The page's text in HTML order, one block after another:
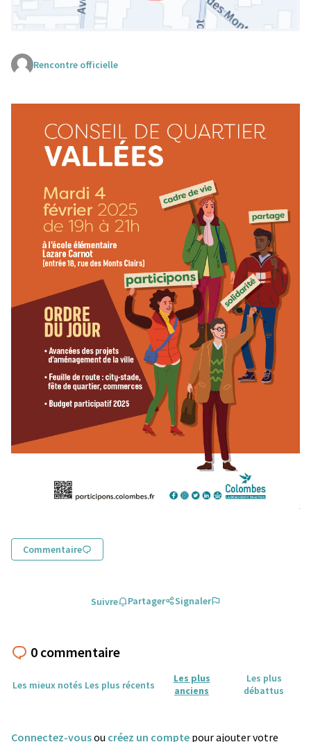
Rencontre officielle
Commentaire
Suivre Partager Signaler
0 commentaire
Les mieux notés Les plus récents
Les plus
anciens
Les plus
débattus
Connectez-vousou créez un compte pour ajouter votre